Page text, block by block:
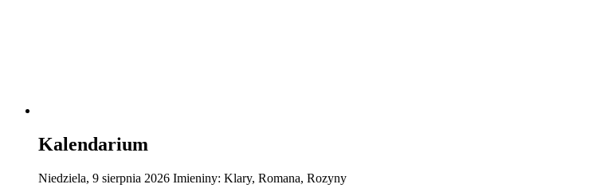
Kalendarium
Niedziela, 9 sierpnia 2026 Imieniny: Klary, Romana, Rozyny